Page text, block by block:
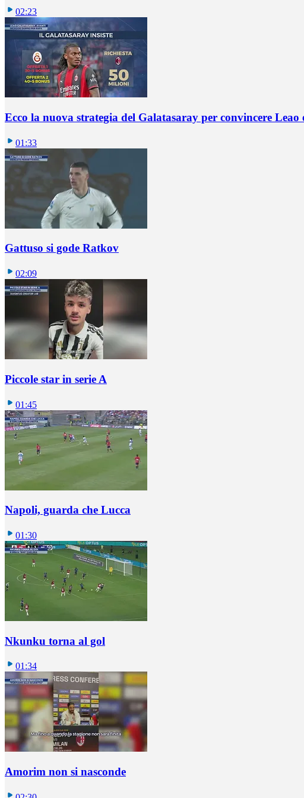
02:23
Ecco la nuova strategia del Galatasaray per convincere
01:33
Gattuso si gode Ratkov
02:09
Piccole star in serie A
01:45
Napoli, guarda che Lucca
01:30
Nkunku torna al gol
01:34
Amorim non si nasconde